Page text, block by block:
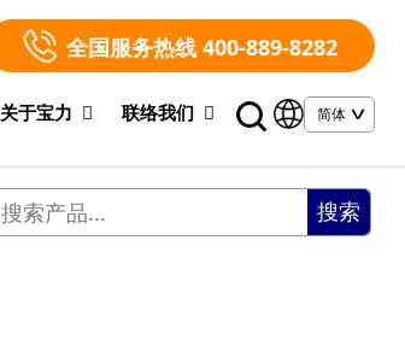
全国服务热线 400-889-8282
关于宝力 联络我们
搜索